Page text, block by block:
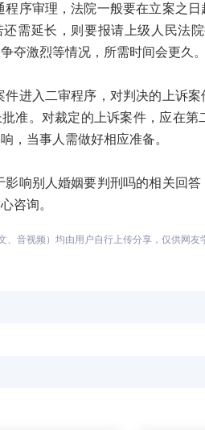
审理，法院一般要在立案之日
还需延长，则要报请上级人民法
夺激烈等情况，所需时间会更久。
入二审程序，对判决的上诉案
准。对裁定的上诉案件，应在
，当事人需做好相应准备。
别人婚姻要判刑吗的相关回答
咨询。
、音视频）均由用户自行上传分享，仅供网